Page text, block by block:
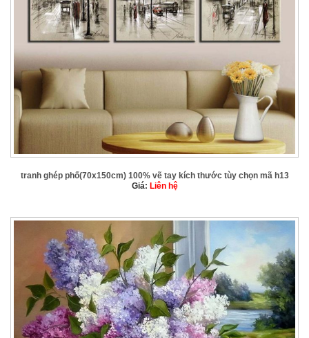
tranh ghép phố(70x150cm) 100% vẽ tay kích thước tùy chọn mã h13
Giá: Liên hệ